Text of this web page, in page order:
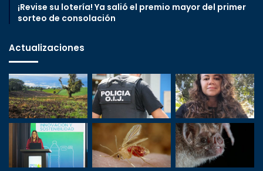
¡Revise su lotería! Ya salió el premio mayor del primer
sorteo de consolación
Actualizaciones